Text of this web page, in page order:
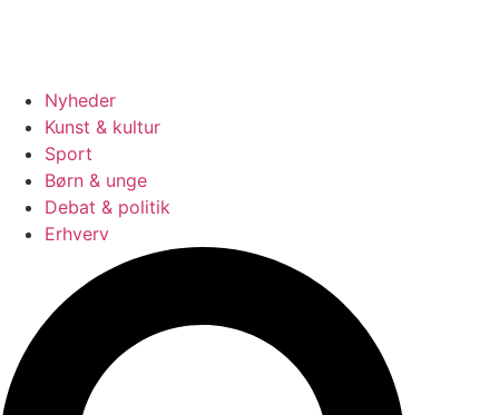
Nyheder
Kunst & kultur
Sport
Børn & unge
Debat & politik
Erhverv